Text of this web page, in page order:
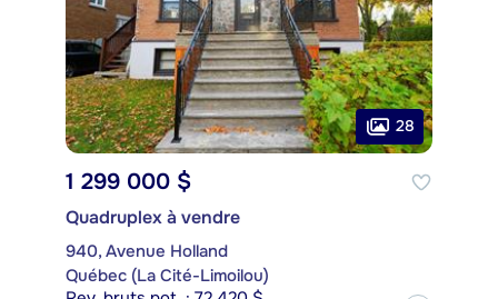
28
1 299 000 $
Quadruplex à vendre
940, Avenue Holland
Québec (La Cité-Limoilou)